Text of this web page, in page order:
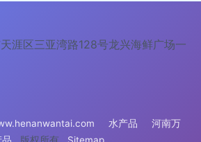
涯区三亚湾路128号龙兴海鲜广场一
水产品
河南万